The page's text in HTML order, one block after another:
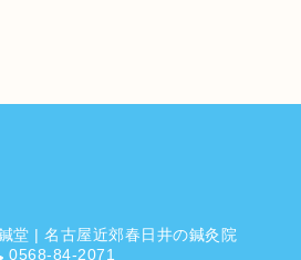
堂 | 名古屋近郊春日井の鍼灸院
0568-84-2071